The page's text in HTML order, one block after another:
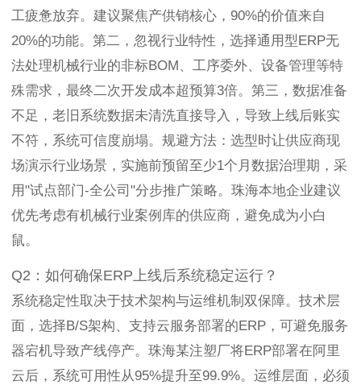
工疲惫放弃。建议聚焦产供销核心，90%的价值来自
20%的功能。第二，忽视行业特性，选择通用型ERP无
法处理机械行业的非标BOM、工序委外、设备管理等特
殊需求，最终二次开发成本超预算3倍。第三，数据准备
不足，老旧系统数据未清洗直接导入，导致上线后账实
不符，系统可信度崩塌。规避方法：选型时让供应商现
场演示行业场景，实施前预留至少1个月数据治理期，采
用"试点部门-全公司"分步推广策略。珠海本地企业建议
优先考虑有机械行业案例库的供应商，避免成为小白
鼠。
Q2：如何确保ERP上线后系统稳定运行？
系统稳定性取决于技术架构与运维机制双保障。技术层
面，选择B/S架构、支持云服务部署的ERP，可避免服务
器宕机导致产线停产。珠海某注塑厂将ERP部署在阿里
云后，系统可用性从95%提升至99.9%。运维层面，必须